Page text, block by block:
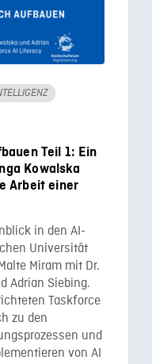
Teil 1: Ein
Kowalska
Arbeit einer
in den AI-
Universität
Miram mit Dr.
Adrian Siebing.
Taskforce
zu den
und
von AI